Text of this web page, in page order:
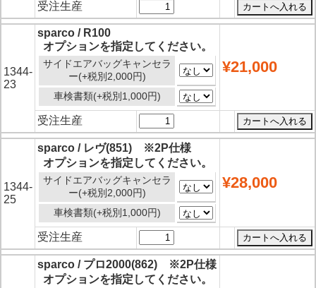
受注生産
1344-
23
sparco / R100
オプションを指定してください。
サイドエアバッグキャンセラ
ー(+税別2,000円)
車検書類(+税別1,000円)
¥21,000
受注生産
1344-
25
sparco / レヴ(851) ※2P仕様
オプションを指定してください。
サイドエアバッグキャンセラ
ー(+税別2,000円)
車検書類(+税別1,000円)
¥28,000
受注生産
sparco / プロ2000(862) ※2P仕様
オプションを指定してください。